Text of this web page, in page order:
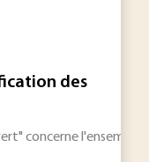
des
concerne